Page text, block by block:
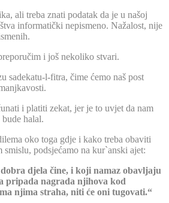
ali treba znati podatak da je u našoj
informatički nepismeno. Nažalost, nije
i još nekoliko stvari.
sadekatu-l-fitra, čime ćemo naš post
i platiti zekat, jer je to uvjet da nam
halal.
oko toga gdje i kako treba obaviti
podsjećamo na kur`anski ajet:
djela čine, i koji namaz obavljaju
pripada nagrada njihova kod
njima straha, niti će oni tugovati.“